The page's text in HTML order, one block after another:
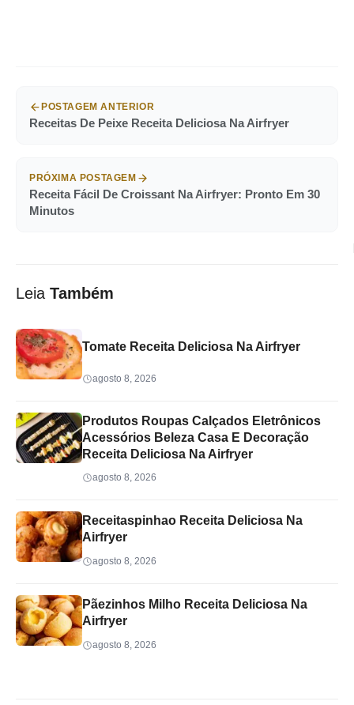
POSTAGEM ANTERIOR
Receitas De Peixe Receita Deliciosa Na Airfryer
PRÓXIMA POSTAGEM
Receita Fácil De Croissant Na Airfryer: Pronto Em 30
Minutos
Leia Também
Tomate Receita Deliciosa Na Airfryer
agosto 8, 2026
Produtos Roupas Calçados Eletrônicos
Acessórios Beleza Casa E Decoração
Receita Deliciosa Na Airfryer
agosto 8, 2026
Receitaspinhao Receita Deliciosa Na
Airfryer
agosto 8, 2026
Pãezinhos Milho Receita Deliciosa Na
Airfryer
agosto 8, 2026